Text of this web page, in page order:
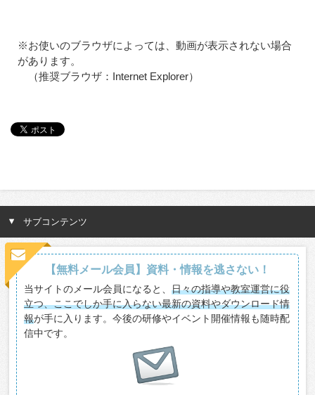
※お使いのブラウザによっては、動画が表示されない場合
があります。
（推奨ブラウザ：Internet Explorer）
サブコンテンツ
【無料メール会員】資料・情報を逃さない！
当サイトのメール会員になると、日々の指導や教室運営に役
立つ、ここでしか手に入らない最新の資料やダウンロード情
報が手に入ります。今後の研修やイベント開催情報も随時配
信中です。